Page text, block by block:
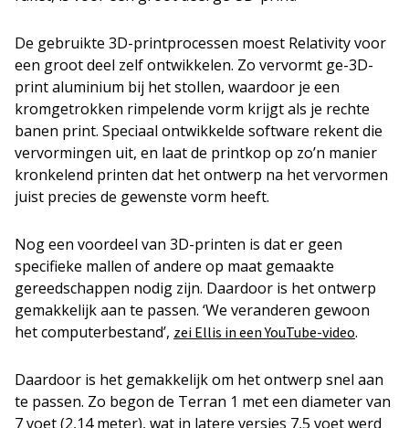
De gebruikte 3D-printprocessen moest Relativity voor
een groot deel zelf ontwikkelen. Zo vervormt ge-3D-
print aluminium bij het stollen, waardoor je een
kromgetrokken rimpelende vorm krijgt als je rechte
banen print. Speciaal ontwikkelde software rekent die
vervormingen uit, en laat de printkop op zo’n manier
kronkelend printen dat het ontwerp na het vervormen
juist precies de gewenste vorm heeft.
Nog een voordeel van 3D-printen is dat er geen
specifieke mallen of andere op maat gemaakte
gereedschappen nodig zijn. Daardoor is het ontwerp
gemakkelijk aan te passen. ‘We veranderen gewoon
het computerbestand’, zei Ellis in een YouTube-video.
Daardoor is het gemakkelijk om het ontwerp snel aan
te passen. Zo begon de Terran 1 met een diameter van
7 voet (2,14 meter), wat in latere versies 7,5 voet werd